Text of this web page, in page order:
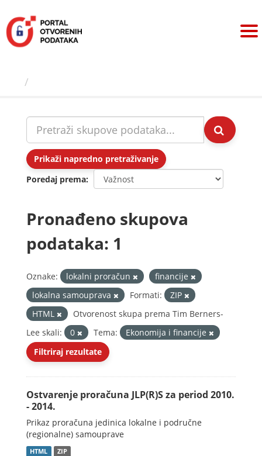
sadržaj
Prikaži napredno pretraživanje
Poredaj prema
Pronađeno skupova
podataka: 1
Oznake: lokalni proračun
financije
lokalna samouprava
Formati:
ZIP
HTML
Otvorenost skupa prema Tim Berners-
Lee skali:
0 Tema:
Ekonomija i financije
Filtriraj rezultate
Ostvarenje proračuna JLP(R)S za period 2010.
- 2014.
Prikaz proračuna jedinica lokalne i područne
(regionalne) samouprave
HTML ZIP